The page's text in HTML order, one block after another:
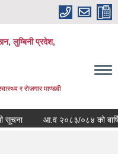
लुम्बिनी प्रदेश,
र रोजगार माण्डवी
आ.व २०८३/०८४ को बार्षिक